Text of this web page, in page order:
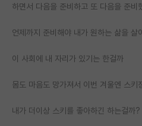
학술 정보 게시판
홍보 게시판
커리어
유학교육
하면서 다음을 준비하고 또 다음을 준비
언제까지 준비해야 내가 원하는 삶을 살
이 사회에 내 자리가 있기는 한걸까
몸도 마음도 망가져서 이번 겨울엔 스키
내가 더이상 스키를 좋아하긴 하는걸까?